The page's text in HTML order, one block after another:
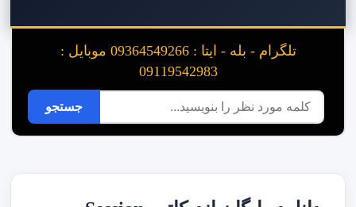
تلگرام - بله - ایتا : 09364549266 موبایل :
09119542983